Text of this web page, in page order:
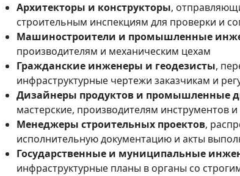
Архитекторы и конструкторы,
строительным инспекциям для проверки и
Машиностроители и промышленные
производителям и механическим цехам
Гражданские инженеры и геодезисты,
инфраструктурные чертежи заказчикам и
Дизайнеры продуктов и промышленные
мастерские, производителям инструментов
Менеджеры строительных проектов,
исполнительную документацию и акты
Государственные и муниципальные
инфраструктурные планы в органы со